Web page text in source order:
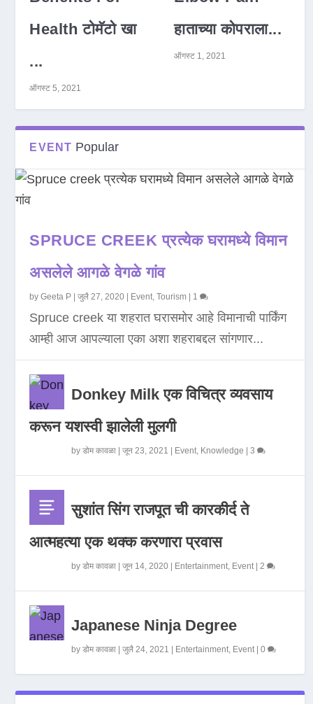
Health टोमॅटो खा
...
ऑगस्ट 5, 2021
हाताच्या कोपराला...
ऑगस्ट 1, 2021
EVENT Popular
SPRUCE CREEK प्रत्येक घरामध्ये विमान
असलेले आगळे वेगळे गांव
byGeeta P |जुलै 27, 2020 Event,Tourism 1
Spruce creek या शहरात घरासमोर आहे विमानाची पार्किंग
आम्ही आज आपल्याला एका अशा शहराबद्दल सांगणार...
Donkey Milk एक विचित्र व्यवसाय
करून यशस्वी झालेली मुलगी
byडोम कावळा |जून 23, 2021 Event, Knowledge |3
सुशांत सिंग राजपूत ची कारकीर्द ते
आत्महत्या एक थक्क करणारा प्रवास
byडोम कावळा |जून 14, 2020 Entertainment, Event|2
Japanese Ninja Degree
byडोम कावळा |जुलै 24, 2021 Entertainment, Event|0